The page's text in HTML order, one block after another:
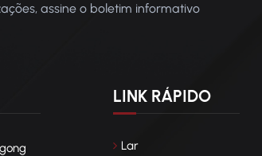
assine o boletim informativo
LINK RÁPIDO
Lar